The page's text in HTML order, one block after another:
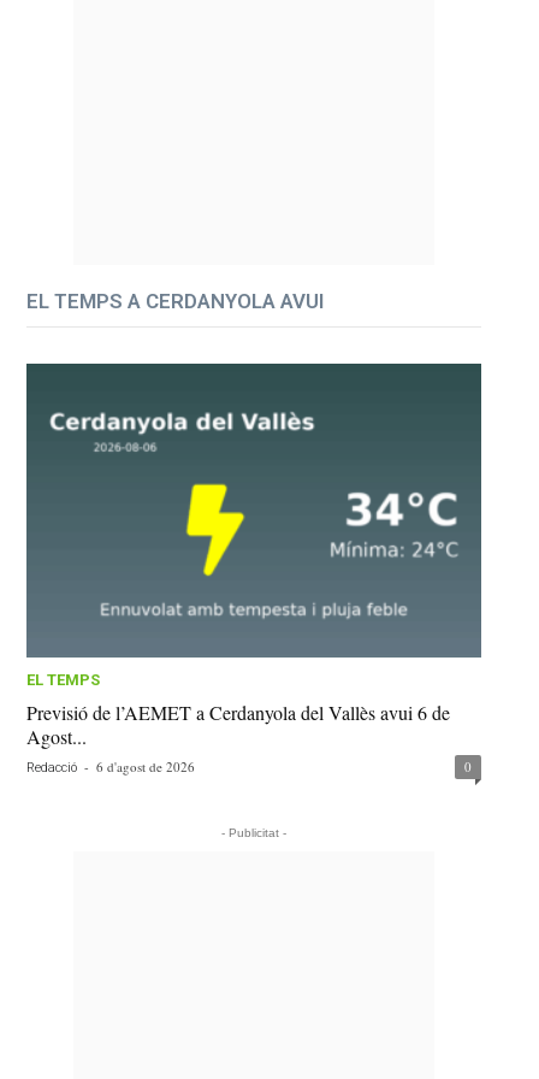
EL TEMPS A CERDANYOLA AVUI
EL TEMPS
Previsió de l’AEMET a Cerdanyola del Vallès avui 6 de
Agost...
Redacció - 6 d'agost de 2026 0
- Publicitat -